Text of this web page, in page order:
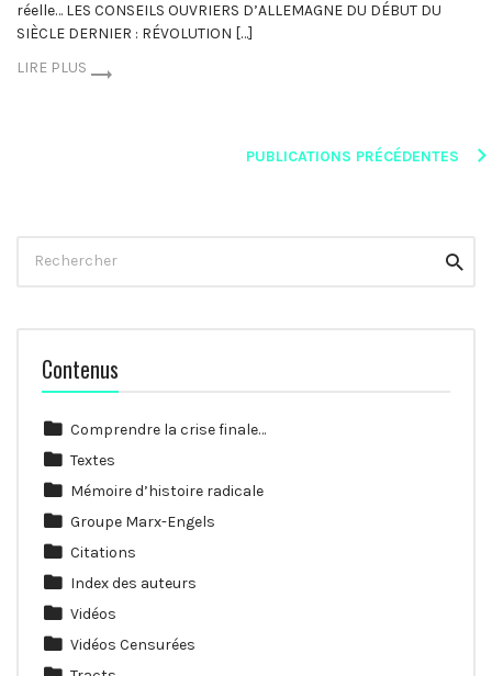
réelle… LES CONSEILS OUVRIERS D’ALLEMAGNE DU DÉBUT DU
SIÈCLE DERNIER : RÉVOLUTION […]
LIRE PLUS
PUBLICATIONS PRÉCÉDENTES
Contenus
Comprendre la crise finale…
Textes
Mémoire d’histoire radicale
Groupe Marx-Engels
Citations
Index des auteurs
Vidéos
Vidéos Censurées